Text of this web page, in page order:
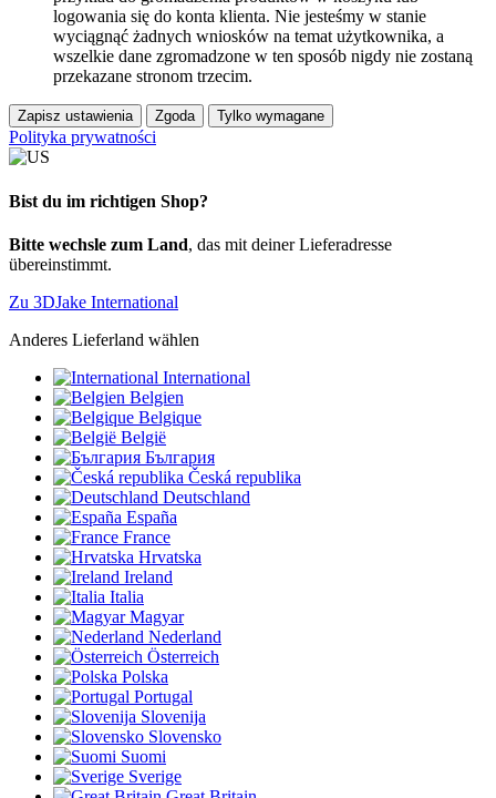
logowania się do konta klienta. Nie jesteśmy w stanie
wyciągnąć żadnych wniosków na temat użytkownika, a
wszelkie dane zgromadzone w ten sposób nigdy nie zostaną
przekazane stronom trzecim.
Zapisz ustawienia Zgoda Tylko wymagane
Polityka prywatności
Bist du im richtigen Shop?
Bitte wechsle zum Land, das mit deiner Lieferadresse
übereinstimmt.
Zu 3DJake International
Anderes Lieferland wählen
International
Belgien
Belgique
België
България
Česká republika
Deutschland
España
France
Hrvatska
Ireland
Italia
Magyar
Nederland
Österreich
Polska
Portugal
Slovenija
Slovensko
Suomi
Sverige